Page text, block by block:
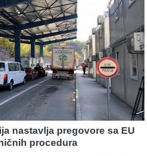
nastavlja pregovore sa EU
procedura